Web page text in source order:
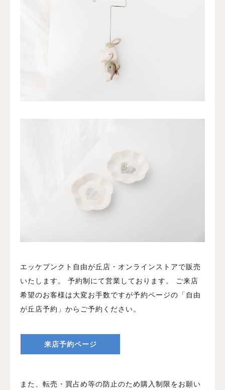
エッケプンクト自由が丘店・オンラインストアで販売
いたします。
予約制にて営業しております。
ご来店
希望のお客様は大変お手数ですが予約ページの「自由
が丘店予約」からご予約ください。
来店予約ページ
また、転売・買占め等の防止のため購入制限をお願い